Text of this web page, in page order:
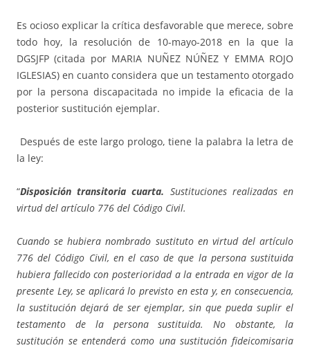
Es ocioso explicar la crítica desfavorable que merece, sobre
todo hoy, la resolución de 10-mayo-2018 en la que la
DGSJFP (citada por MARIA NUÑEZ NÚÑEZ Y EMMA ROJO
IGLESIAS) en cuanto considera que un testamento otorgado
por la persona discapacitada no impide la eficacia de la
posterior sustitución ejemplar.
Después de este largo prologo, tiene la palabra la letra de
la ley:
“Disposición transitoria cuarta. Sustituciones realizadas en
virtud del artículo 776 del Código Civil.
Cuando se hubiera nombrado sustituto en virtud del artículo
776 del Código Civil, en el caso de que la persona sustituida
hubiera fallecido con posterioridad a la entrada en vigor de la
presente Ley, se aplicará lo previsto en esta y, en consecuencia,
la sustitución dejará de ser ejemplar, sin que pueda suplir el
testamento de la persona sustituida. No obstante, la
sustitución se entenderá como una sustitución fideicomisaria